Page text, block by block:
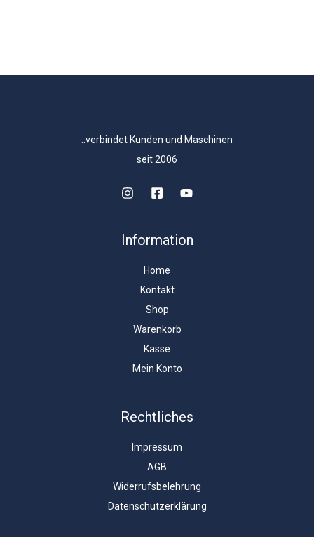
..verbindet Kunden und Maschinen
seit 2006
Information
Home
Kontakt
Shop
Warenkorb
Kasse
Mein Konto
Rechtliches
Impressum
AGB
Widerrufsbelehrung
Datenschutzerklärung